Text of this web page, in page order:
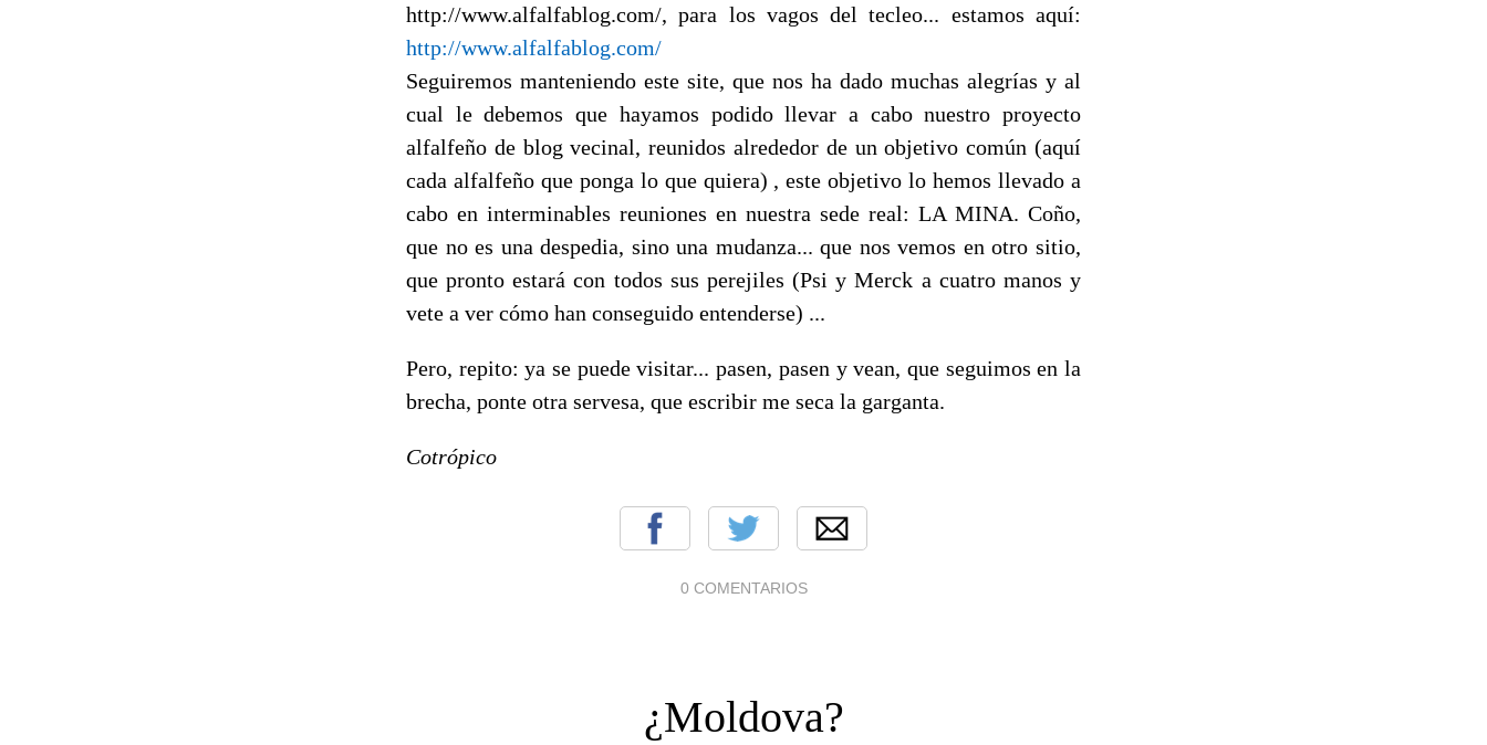
http://www.alfalfablog.com/, para los vagos del tecleo... estamos aquí:
http://www.alfalfablog.com/
Seguiremos manteniendo este site, que nos ha dado muchas alegrías y al
cual le debemos que hayamos podido llevar a cabo nuestro proyecto
alfalfeño de blog vecinal, reunidos alrededor de un objetivo común (aquí
cada alfalfeño que ponga lo que quiera) , este objetivo lo hemos llevado a
cabo en interminables reuniones en nuestra sede real: LA MINA. Coño,
que no es una despedia, sino una mudanza... que nos vemos en otro sitio,
que pronto estará con todos sus perejiles (Psi y Merck a cuatro manos y
vete a ver cómo han conseguido entenderse) ...
Pero, repito: ya se puede visitar... pasen, pasen y vean, que seguimos en la
brecha, ponte otra servesa, que escribir me seca la garganta.
Cotrópico
0 COMENTARIOS
¿Moldova?